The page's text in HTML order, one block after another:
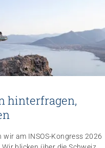
hinterfragen,
am INSOS-Kongress 2026